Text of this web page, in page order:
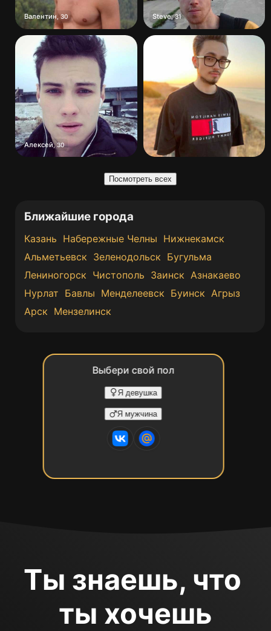
Валентин ,30 Steve,31
Алексей,30
Посмотреть всех
Ближайшие города
Казань Набережные Челны Нижнекамск
Альметьевск Зеленодольск Бугульма
Лениногорск Чистополь Заинск Азнакаево
Нурлат Бавлы Менделеевск Буинск Агрыз
Арск Мензелинск
Выбери свой пол
Я девушка
Я мужчина
Ты знаешь, что
ты хочешь